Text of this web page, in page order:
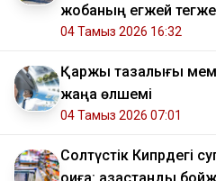
жобаның егжей
04 Тамыз 2026 16:32
Қаржы тазалығы
жаңа өлшемі
04 Тамыз 2026 07:01
Солтүстік Кипрдегі